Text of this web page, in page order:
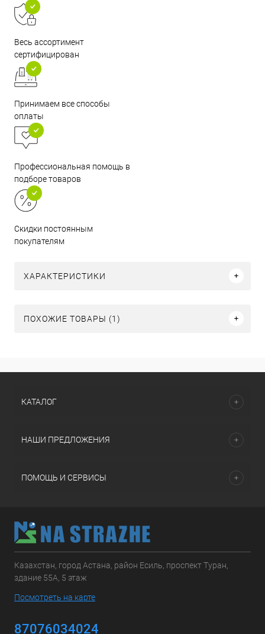
Весь ассортимент
сертифицирован
Принимаем все способы
оплаты
Профессиональная помощь в
подборе товаров
Скидки постоянным
покупателям
ХАРАКТЕРИСТИКИ
ПОХОЖИЕ ТОВАРЫ (1)
КАТАЛОГ
НАШИ ПРЕДЛОЖЕНИЯ
ПОМОЩЬ И СЕРВИСЫ
Казахстан, город Астана, район Есиль, проспект Туран,
здание 55А, 5 этаж
Посмотреть на карте
87076034024